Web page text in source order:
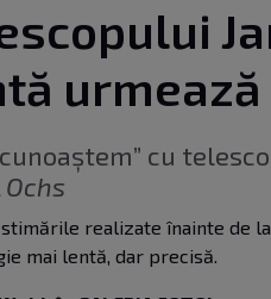
urmează
cu
realizate înainte de
mai lentă, dar precisă.